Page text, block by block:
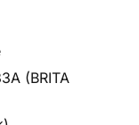
(BRITA